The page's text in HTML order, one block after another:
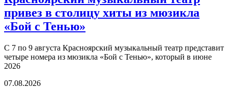
привез в столицу хиты из мюзикла
«Бой с Тенью»
С 7 по 9 августа Красноярский музыкальный театр представит
четыре номера из мюзикла «Бой с Тенью», который в июне
2026
07.08.2026